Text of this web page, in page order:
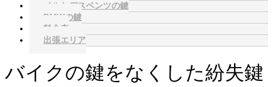
メルセデスベンツの鍵
BMWの鍵
料金表
出張エリア
バイクの鍵をなくした紛失鍵